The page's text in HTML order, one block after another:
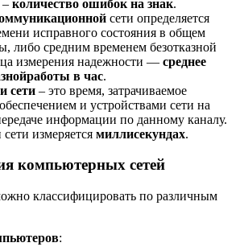
– количество ошибок на знак.
сети определяется
исправного состояния в общем
либо средним временем безотказной
измерения надежности — среднее
работы в час.
сети – это время, затрачиваемое
и устройствами сети на
информации по данному каналу.
измеряется миллисекундах.
компьютерных сетей
классифицировать по различным
: